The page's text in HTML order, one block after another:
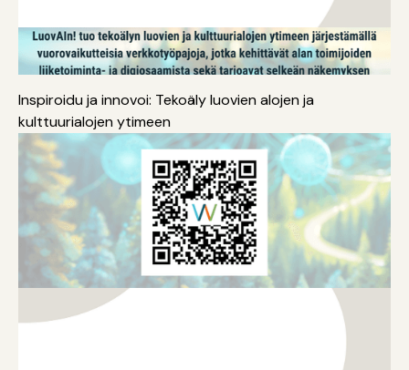
Digitalisaatio Koulutus Yrittäjyys
Inspiroidu ja innovoi: Tekoäly luovien alojen ja
kulttuurialojen ytimeen